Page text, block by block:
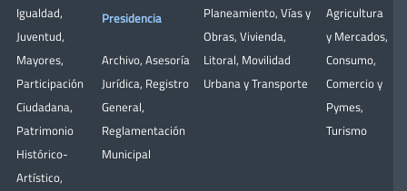
Igualdad,
Juventud,
Mayores,
Participación
Ciudadana,
Patrimonio
Histórico-
Artístico,
Presidencia
Archivo, Asesoría
Jurídica, Registro
General,
Reglamentación
Municipal
Planeamiento, Vías y
Obras, Vivienda,
Litoral, Movilidad
Urbana y Transporte
Agricultura
y Mercados,
Consumo,
Comercio y
Pymes,
Turismo